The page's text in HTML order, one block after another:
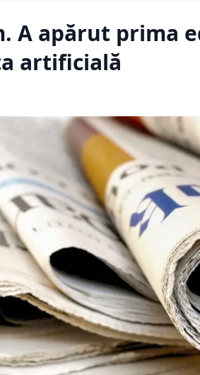
A apărut prima
artificială